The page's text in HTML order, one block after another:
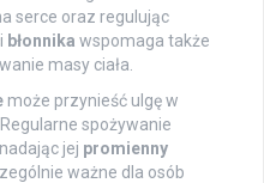
serce oraz regulując
błonnika wspomaga także
masy ciała.
może przynieść ulgę w
spożywanie
jej promienny
ważne dla osób